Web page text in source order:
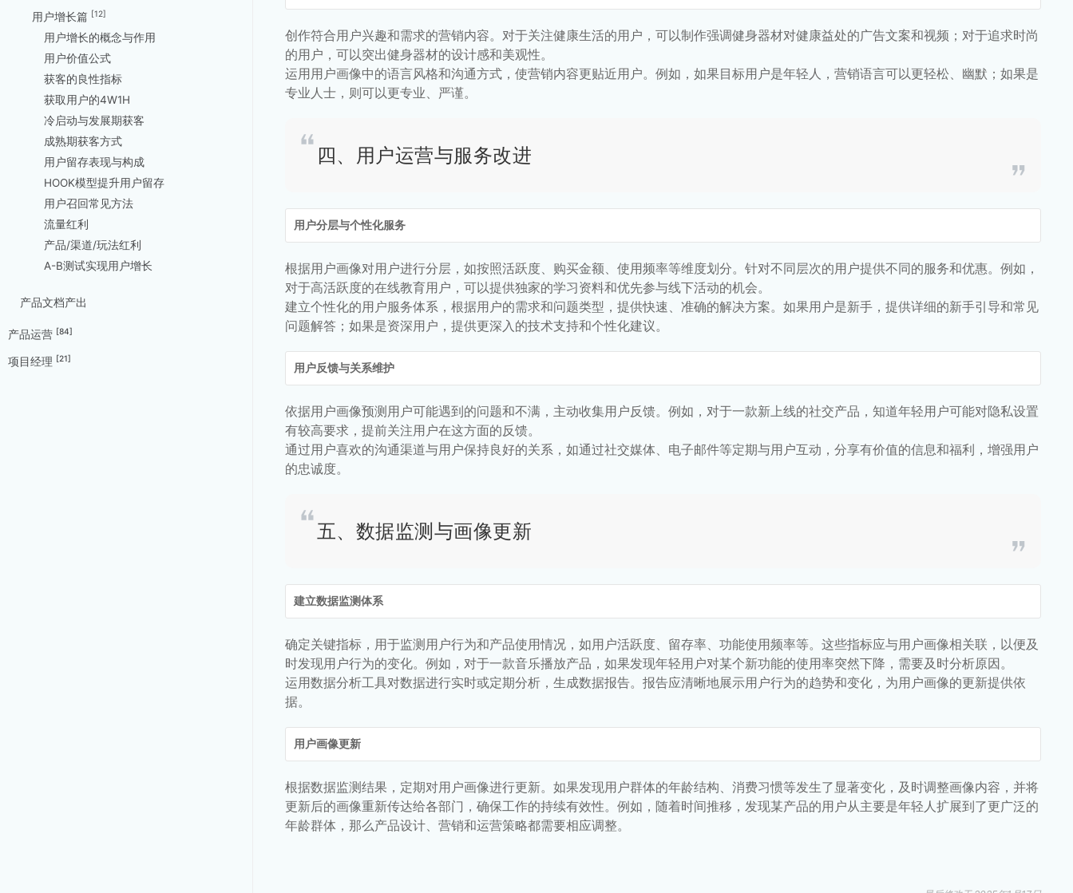
用户增长篇 [12]
用户增长的概念与作用
用户价值公式
获客的良性指标
获取用户的4W1H
冷启动与发展期获客
成熟期获客方式
用户留存表现与构成
HOOK模型提升用户留存
用户召回常见方法
流量红利
产品/渠道/玩法红利
A-B测试实现用户增长
产品文档产出
产品运营 [84]
项目经理 [21]
创作符合用户兴趣和需求的营销内容。对于关注健康生活的用户，可以制作强调健身器材对健康益处的广告文案和视频；对于追求时尚
的用户，可以突出健身器材的设计感和美观性。
运用用户画像中的语言风格和沟通方式，使营销内容更贴近用户。例如，如果目标用户是年轻人，营销语言可以更轻松、幽默；如果是
专业人士，则可以更专业、严谨。
四、用户运营与服务改进
用户分层与个性化服务
根据用户画像对用户进行分层，如按照活跃度、购买金额、使用频率等维度划分。针对不同层次的用户提供不同的服务和优惠。例如，
对于高活跃度的在线教育用户，可以提供独家的学习资料和优先参与线下活动的机会。
建立个性化的用户服务体系，根据用户的需求和问题类型，提供快速、准确的解决方案。如果用户是新手，提供详细的新手引导和常见
问题解答；如果是资深用户，提供更深入的技术支持和个性化建议。
用户反馈与关系维护
依据用户画像预测用户可能遇到的问题和不满，主动收集用户反馈。例如，对于一款新上线的社交产品，知道年轻用户可能对隐私设置
有较高要求，提前关注用户在这方面的反馈。
通过用户喜欢的沟通渠道与用户保持良好的关系，如通过社交媒体、电子邮件等定期与用户互动，分享有价值的信息和福利，增强用户
的忠诚度。
五、数据监测与画像更新
建立数据监测体系
确定关键指标，用于监测用户行为和产品使用情况，如用户活跃度、留存率、功能使用频率等。这些指标应与用户画像相关联，以便及
时发现用户行为的变化。例如，对于一款音乐播放产品，如果发现年轻用户对某个新功能的使用率突然下降，需要及时分析原因。
运用数据分析工具对数据进行实时或定期分析，生成数据报告。报告应清晰地展示用户行为的趋势和变化，为用户画像的更新提供依
据。
用户画像更新
根据数据监测结果，定期对用户画像进行更新。如果发现用户群体的年龄结构、消费习惯等发生了显著变化，及时调整画像内容，并将
更新后的画像重新传达给各部门，确保工作的持续有效性。例如，随着时间推移，发现某产品的用户从主要是年轻人扩展到了更广泛的
年龄群体，那么产品设计、营销和运营策略都需要相应调整。